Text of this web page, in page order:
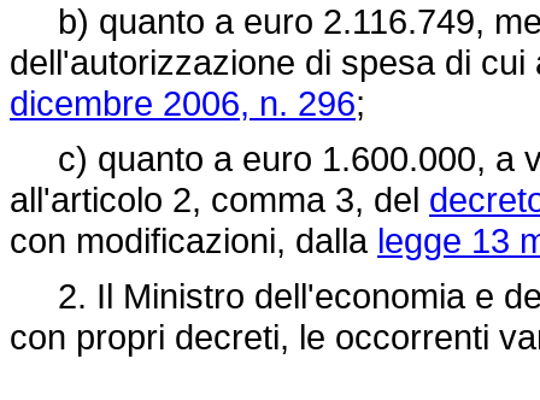
b) quanto a euro 2.116.749,
dell'autorizzazione di spesa di
dicembre 2006, n. 296;
c) quanto a euro 1.600.000, a
all'articolo 2, comma 3, del
con modificazioni, dalla legge 13
2. Il Ministro dell'economia e
con propri decreti, le occorrenti